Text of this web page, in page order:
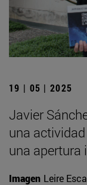
19 | 05 | 2025
Javier
una
una apertura
Imagen Leire